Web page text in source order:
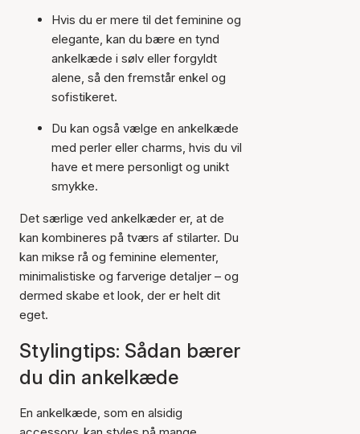
Hvis du er mere til det feminine og
elegante, kan du bære en tynd
ankelkæde i sølv eller forgyldt
alene, så den fremstår enkel og
sofistikeret.
Du kan også vælge en ankelkæde
med perler eller charms, hvis du vil
have et mere personligt og unikt
smykke.
Det særlige ved ankelkæder er, at de
kan kombineres på tværs af stilarter. Du
kan mikse rå og feminine elementer,
minimalistiske og farverige detaljer – og
dermed skabe et look, der er helt dit
eget.
Stylingtips: Sådan bærer
du din ankelkæde
En ankelkæde, som en alsidig